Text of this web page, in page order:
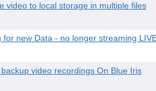
video to local storage in multiple files
for new Data - no longer streaming
video recordings On Blue Iris